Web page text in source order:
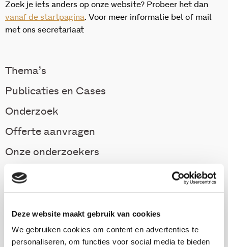
Deze website maakt gebruik van cookies
We gebruiken cookies om content en advertenties te
personaliseren, om functies voor social media te bieden
Zoek je iets anders op onze website? Probeer het dan
vanaf de startpagina. Voor meer informatie bel of mail
met ons secretariaat
Thema’s
Publicaties en Cases
Onderzoek
Offerte aanvragen
Onze onderzoekers
Onderzoek